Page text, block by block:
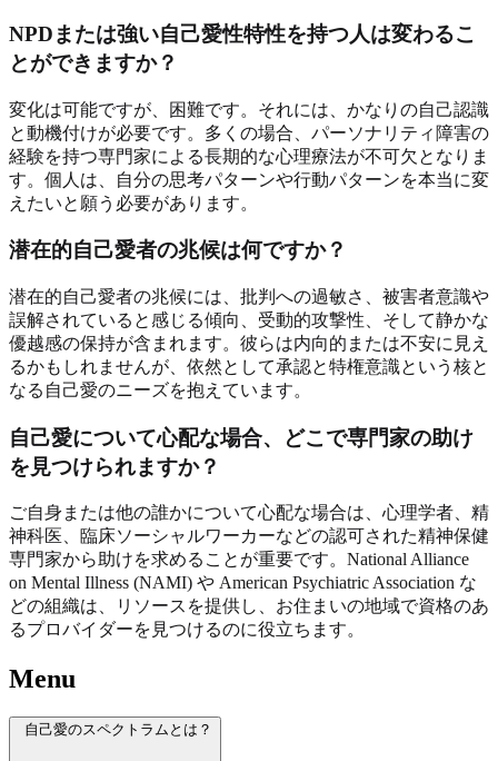
NPDまたは強い自己愛性特性を持つ人は変わるこ
とができますか？
変化は可能ですが、困難です。それには、かなりの自己認識
と動機付けが必要です。多くの場合、パーソナリティ障害の
経験を持つ専門家による長期的な心理療法が不可欠となりま
す。個人は、自分の思考パターンや行動パターンを本当に変
えたいと願う必要があります。
潜在的自己愛者の兆候は何ですか？
潜在的自己愛者の兆候には、批判への過敏さ、被害者意識や
誤解されていると感じる傾向、受動的攻撃性、そして静かな
優越感の保持が含まれます。彼らは内向的または不安に見え
るかもしれませんが、依然として承認と特権意識という核と
なる自己愛のニーズを抱えています。
自己愛について心配な場合、どこで専門家の助け
を見つけられますか？
ご自身または他の誰かについて心配な場合は、心理学者、精
神科医、臨床ソーシャルワーカーなどの認可された精神保健
専門家から助けを求めることが重要です。National Alliance
on Mental Illness (NAMI) や American Psychiatric Association な
どの組織は、リソースを提供し、お住まいの地域で資格のあ
るプロバイダーを見つけるのに役立ちます。
Menu
自己愛のスペクトラムとは？